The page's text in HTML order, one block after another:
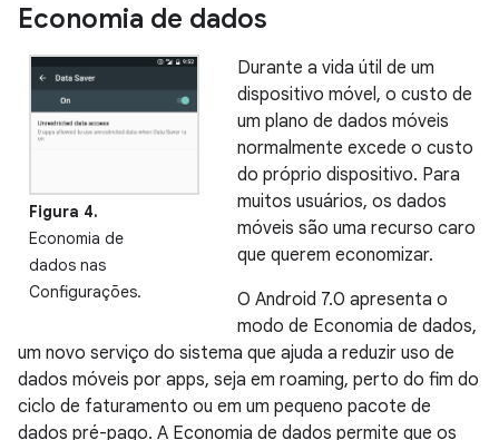
Economia de dados
Figura 4.
Economia de
dados nas
Configurações.
Durante a vida útil de um
dispositivo móvel, o custo de
um plano de dados móveis
normalmente excede o custo
do próprio dispositivo. Para
muitos usuários, os dados
móveis são uma recurso caro
que querem economizar.
O Android 7.0 apresenta o
modo de Economia de dados,
um novo serviço do sistema que ajuda a reduzir uso de
dados móveis por apps, seja em roaming, perto do fim do
ciclo de faturamento ou em um pequeno pacote de
dados pré-pago. A Economia de dados permite que os